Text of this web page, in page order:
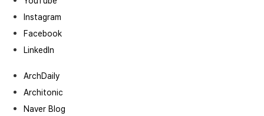
Instagram
Facebook
LinkedIn
ArchDaily
Architonic
Naver Blog